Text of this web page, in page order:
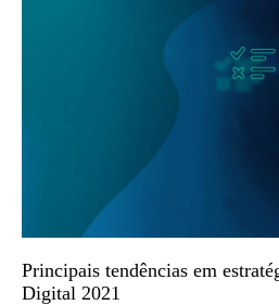
Principais tendências em
Digital 2021